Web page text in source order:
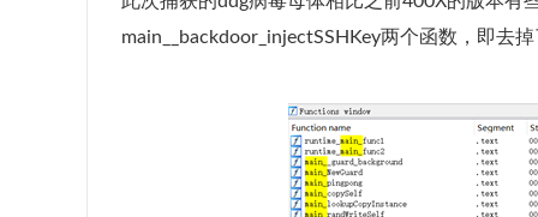
main__backdoor_injectSSHKey两个函数，即去